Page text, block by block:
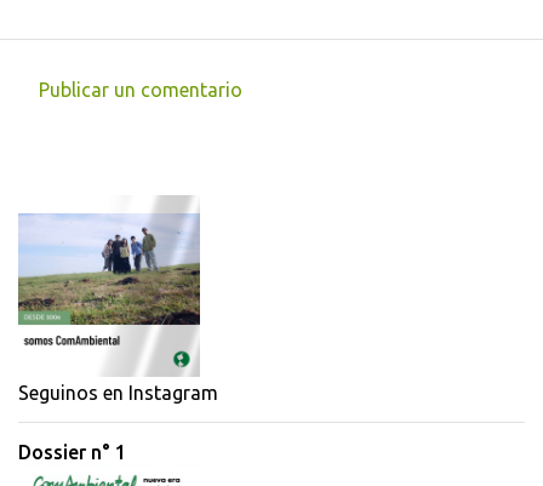
e
t
a
i
o
s
Publicar un comentario
Seguinos en Instagram
Dossier n° 1